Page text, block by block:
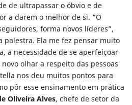
de ultrapassar o óbvio e de
a darem o melhor de si. “O
forma novos líderes”,
palestra. Ela me fez pensar muito
a necessidade de se aperfeiçoar
olhar a respeito das pessoas
nos deu muitos pontos para
pôr esse ensinamento em prática
Oliveira Alves, chefe de setor da